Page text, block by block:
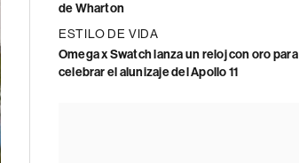
de Wharton
ESTILO DE VIDA
Omega x Swatch lanza un reloj con oro para
celebrar el alunizaje del Apollo 11